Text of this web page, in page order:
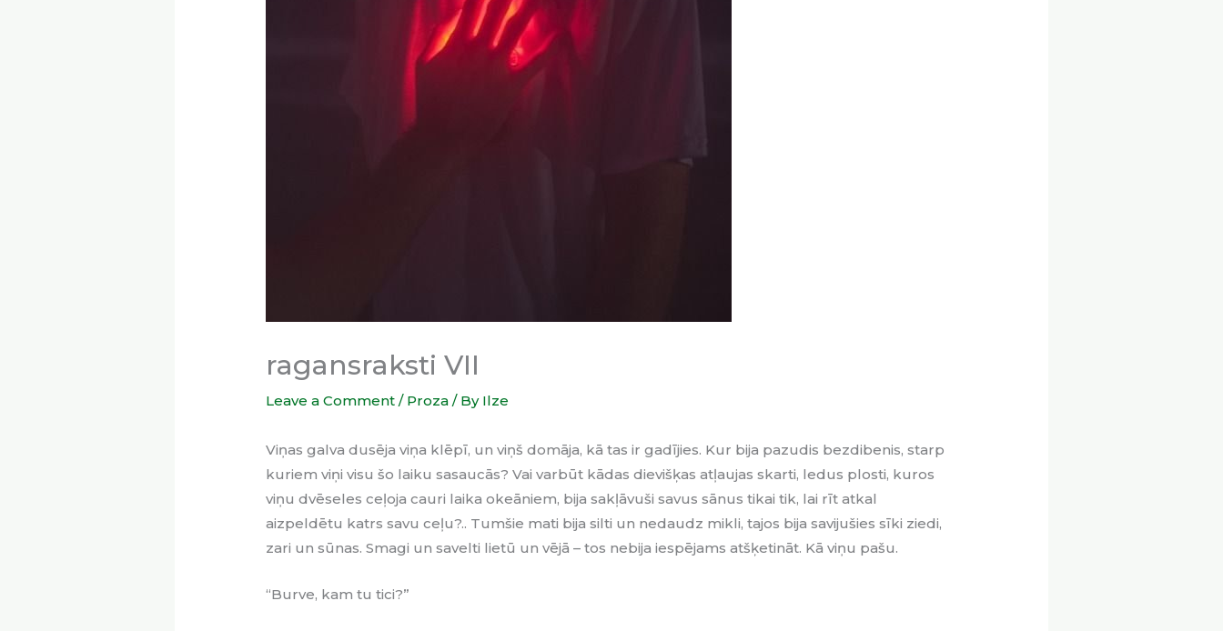
ragansraksti VII
Leave a Comment / Proza / By Ilze
Viņas galva dusēja viņa klēpī, un viņš domāja, kā tas ir gadījies. Kur bija pazudis bezdibenis, starp
kuriem viņi visu šo laiku sasaucās? Vai varbūt kādas dievišķas atļaujas skarti, ledus plosti, kuros
viņu dvēseles ceļoja cauri laika okeāniem, bija sakļāvuši savus sānus tikai tik, lai rīt atkal
aizpeldētu katrs savu ceļu?.. Tumšie mati bija silti un nedaudz mikli, tajos bija savijušies sīki ziedi,
zari un sūnas. Smagi un savelti lietū un vējā – tos nebijaiespējams atšķetināt. Kā viņu pašu.
“Burve, kam tu tici?”